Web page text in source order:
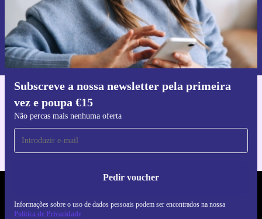
Subscreve a nossa newsletter pela primeira
vez e poupa €15
Não percas mais nenhuma oferta
Pedir voucher
Informações sobre o uso de dados pessoais podem ser encontrados na nossa
Política de Privacidade
Pedir voucher
Informações sobre o uso de dados pessoais podem ser encontrados na
nossaPolítica de Privacidade
Faz o download da app refurbed
Para iOS e Android